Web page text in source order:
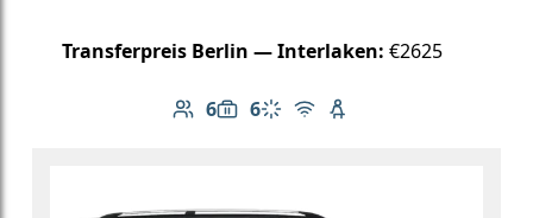
Transferpreis Berlin — Interlaken: €2625
6
Anzahl der Passagiere: 6
6
Gepäckkapazität: 6
Klimaanlage
Kostenloses WLAN
Kindersitz verfügbar